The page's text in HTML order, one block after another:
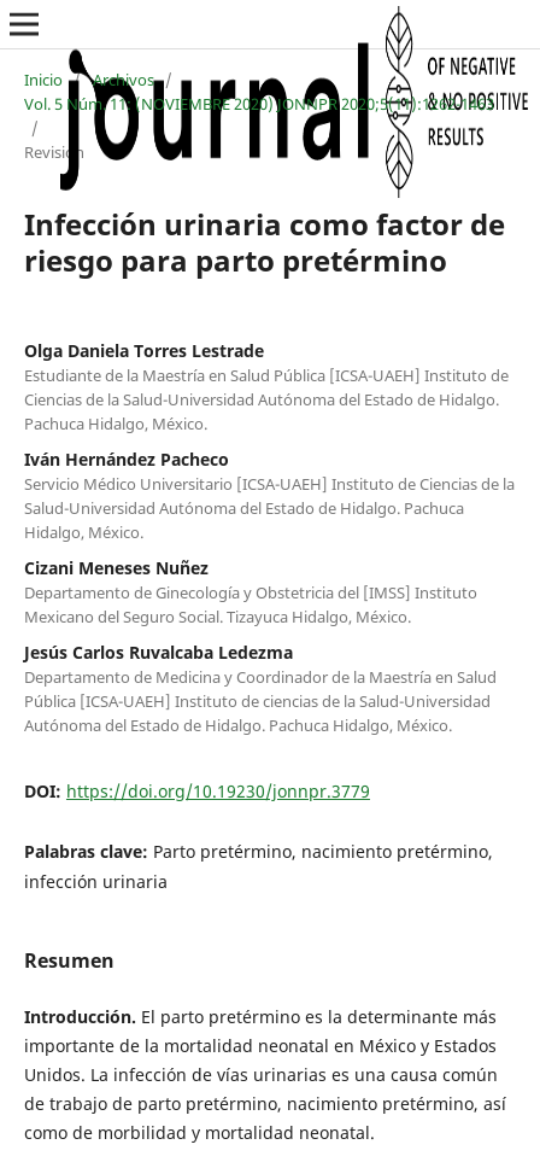
Inicio / Archivos /
Vol. 5 Núm. 11: (NOVIEMBRE 2020) JONNPR 2020;5(11):1262-1463
/
Revisión
Infección urinaria como factor de
riesgo para parto pretérmino
Olga Daniela Torres Lestrade
Estudiante de la Maestría en Salud Pública [ICSA-UAEH] Instituto de
Ciencias de la Salud-Universidad Autónoma del Estado de Hidalgo.
Pachuca Hidalgo, México.
Iván Hernández Pacheco
Servicio Médico Universitario [ICSA-UAEH] Instituto de Ciencias de la
Salud-Universidad Autónoma del Estado de Hidalgo. Pachuca
Hidalgo, México.
Cizani Meneses Nuñez
Departamento de Ginecología y Obstetricia del [IMSS] Instituto
Mexicano del Seguro Social. Tizayuca Hidalgo, México.
Jesús Carlos Ruvalcaba Ledezma
Departamento de Medicina y Coordinador de la Maestría en Salud
Pública [ICSA-UAEH] Instituto de ciencias de la Salud-Universidad
Autónoma del Estado de Hidalgo. Pachuca Hidalgo, México.
DOI: https://doi.org/10.19230/jonnpr.3779
Palabras clave: Parto pretérmino, nacimiento pretérmino,
infección urinaria
Resumen
Introducción. El parto pretérmino es la determinante más
importante de la mortalidad neonatal en México y Estados
Unidos. La infección de vías urinarias es una causa común
de trabajo de parto pretérmino, nacimiento pretérmino, así
como de morbilidad y mortalidad neonatal.